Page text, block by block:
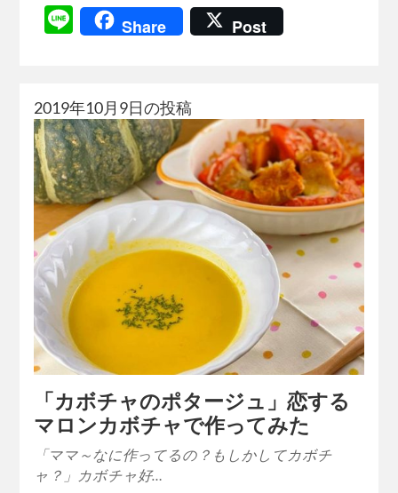
LineShare Post
2019年10月9日の投稿
「カボチャのポタージュ」恋する
マロンカボチャで作ってみた
「ママ～なに作ってるの？もしかしてカボチ
ャ？」カボチャ好…